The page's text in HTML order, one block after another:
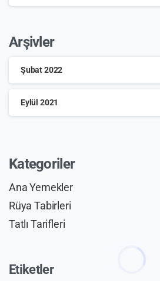
Arşivler
Şubat 2022
Eylül 2021
Kategoriler
Ana Yemekler
Rüya Tabirleri
Tatlı Tarifleri
Etiketler